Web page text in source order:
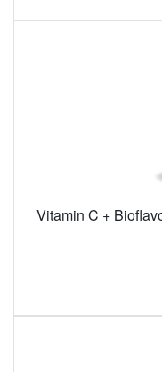
Vitamin C +